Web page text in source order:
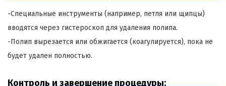
-Специальные инструменты (например, петля или щипцы)
вводятся через гистероскоп для удаления полипа.
-Полип вырезается или обжигается (коагулируется), пока не
будет удален полностью.
Контроль и завершение процедуры: